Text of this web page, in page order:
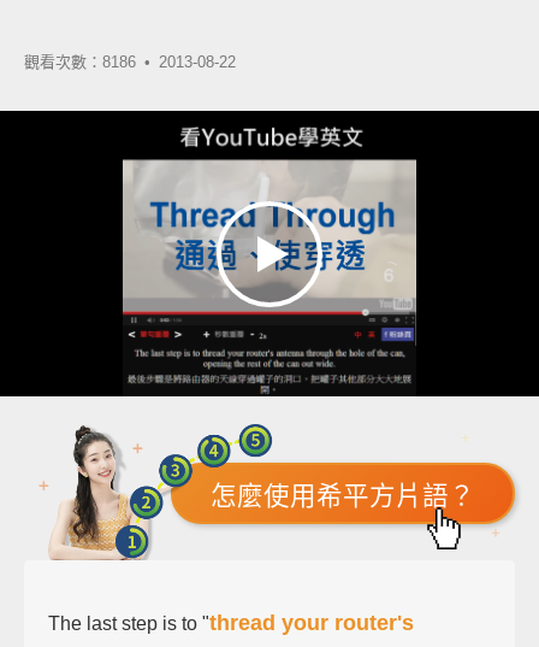
觀看次數：8186 • 2013-08-22
怎麼使用希平方片語？
The last step is to "thread your router's